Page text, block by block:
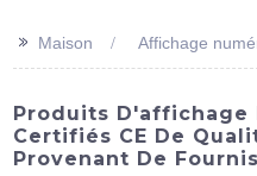
>> Maison Affichage
Produits D'affichage
Certifiés CE De
Provenant De